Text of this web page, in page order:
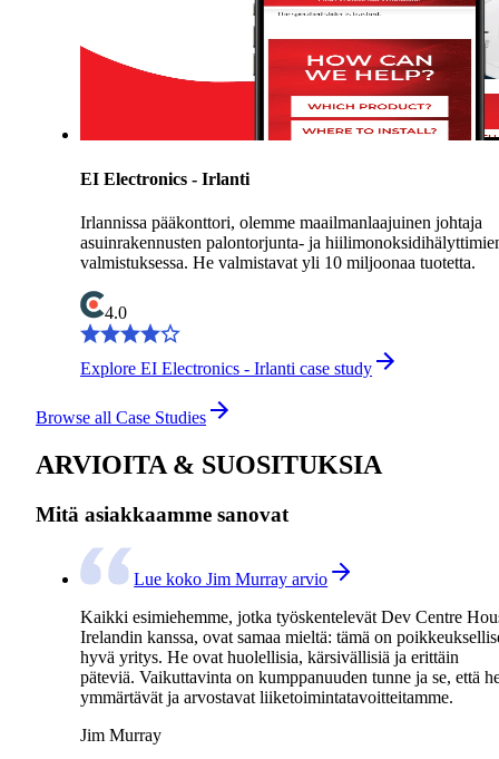
EI Electronics - Irlanti
Irlannissa pääkonttori, olemme maailmanlaajuinen johtaja
asuinrakennusten palontorjunta- ja
valmistuksessa. He valmistavat yli 10 miljoonaa tuotetta.
4.0
Explore EI Electronics - Irlanti case study
Browse all Case Studies
ARVIOITA & SUOSITUKSIA
Mitä asiakkaamme sanovat
Lue koko Jim Murray arvio
Kaikki esimiehemme, jotka työskentelevät Dev Centre
Irelandin kanssa, ovat samaa mieltä: tämä on
hyvä yritys. He ovat huolellisia, kärsivällisiä ja erittäin
päteviä. Vaikuttavinta on kumppanuuden tunne ja se, että
ymmärtävät ja arvostavat liiketoimintatavoitteitamme.
Jim Murray